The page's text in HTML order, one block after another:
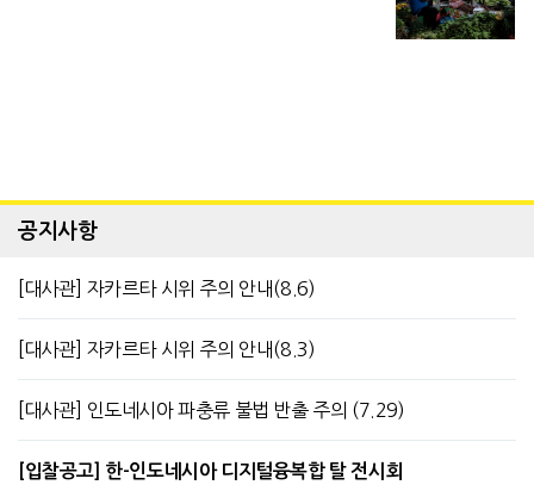
공지사항
[대사관] 자카르타 시위 주의 안내(8.6)
[대사관] 자카르타 시위 주의 안내(8.3)
[대사관] 인도네시아 파충류 불법 반출 주의 (7.29)
[입찰공고] 한-인도네시아 디지털융복합 탈 전시회